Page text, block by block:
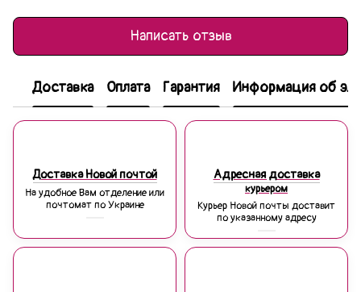
Написать отзыв
Доставка Оплата Гарантия Информация об
Доставка Новой почтой
На удобное Вам отделение или
почтомат по Украине
Адресная доставка
курьером
Курьер Новой почты доставит
по указанному адресу